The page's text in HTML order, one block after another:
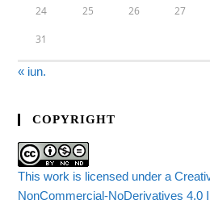
24 25 26 27
31
« iun.
COPYRIGHT
This work is licensed under a
NonCommercial-NoDerivatives 4.0